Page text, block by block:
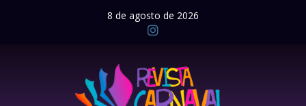
8 de agosto de 2026